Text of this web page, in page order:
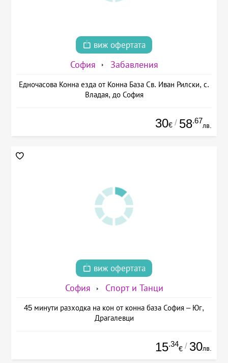
виж офертата
София Забавления
Едночасова Конна езда от Конна База Св. Иван Рилски, с.
Владая, до София
30€ / 58.67
лв.
виж офертата
София Спорт и Танци
45 минути разходка на кон от конна база София – Юг,
Драгалевци
15.34
€ / 30лв.